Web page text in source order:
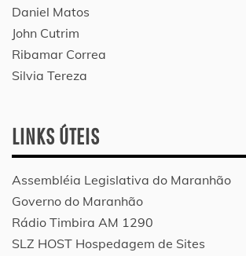
Daniel Matos
John Cutrim
Ribamar Correa
Silvia Tereza
LINKS ÚTEIS
Assembléia Legislativa do Maranhão
Governo do Maranhão
Rádio Timbira AM 1290
SLZ HOST Hospedagem de Sites